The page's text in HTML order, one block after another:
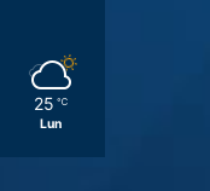
25 ℃
Lun